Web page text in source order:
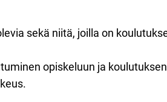
sekä niitä, joilla on
opiskeluun ja koulutuksen